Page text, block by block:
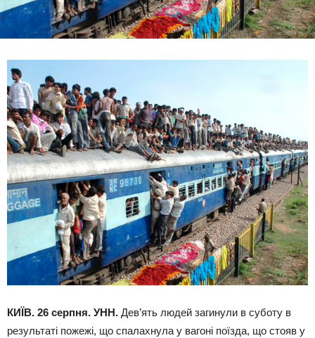
КИЇВ. 26 серпня. УНН. Дев’ять людей загинули в суботу в
результаті пожежі, що спалахнула у вагоні поїзда, що стояв у